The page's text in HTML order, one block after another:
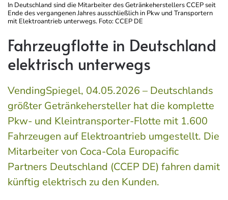
In Deutschland sind die Mitarbeiter des Getränkeherstellers CCEP seit
Ende des vergangenen Jahres ausschließlich in Pkw und Transportern
mit Elektroantrieb unterwegs. Foto: CCEP DE
Fahrzeugflotte in Deutschland
elektrisch unterwegs
VendingSpiegel, 04.05.2026 – Deutschlands
größter Getränkehersteller hat die komplette
Pkw- und Kleintransporter-Flotte mit 1.600
Fahrzeugen auf Elektroantrieb umgestellt. Die
Mitarbeiter von Coca-Cola Europacific
Partners Deutschland (CCEP DE) fahren damit
künftig elektrisch zu den Kunden.